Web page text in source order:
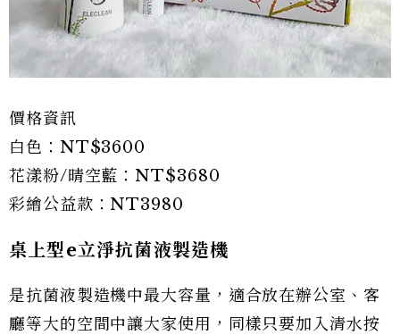
價格資訊
白色：NT$3600
花漾粉/晴空藍：NT$3680
彩繪公益款：NT3980
桌上型e立淨抗菌液製造機
是抗菌液製造機中最大容量，適合放在辦公室、客
廳等大的空間中讓大家使用，同樣只要加入清水按